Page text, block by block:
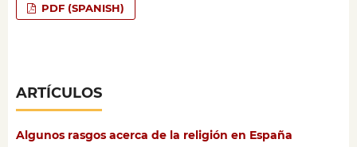
PDF (SPANISH)
ARTÍCULOS
Algunos rasgos acerca de la religión en España